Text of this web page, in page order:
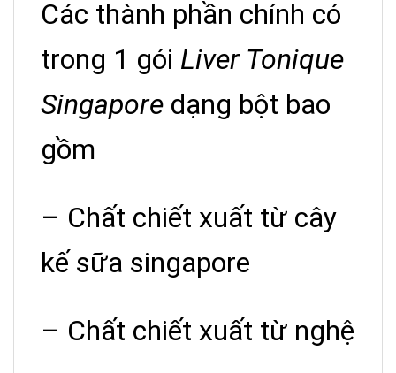
Các thành phần chính có
trong 1 gói Liver Tonique
Singapore dạng bột bao
gồm
– Chất chiết xuất từ cây
kế sữa singapore
– Chất chiết xuất từ nghệ